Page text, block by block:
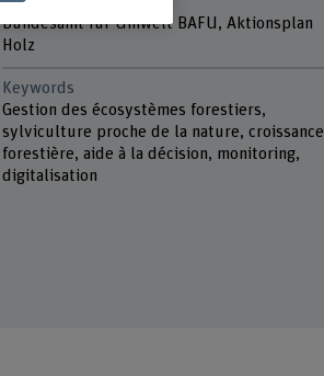
Bundesamt für Umwelt BAFU, Aktionsplan
Holz
Keywords
Gestion des écosystèmes forestiers,
sylviculture proche de la nature, croissance
forestière, aide à la décision, monitoring,
digitalisation